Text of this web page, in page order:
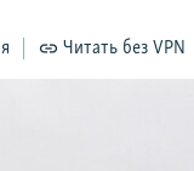
Читать без VPN